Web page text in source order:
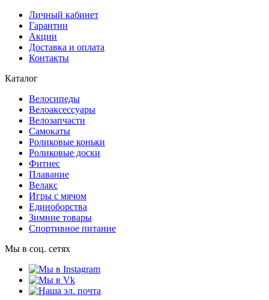
Личный кабинет
Гарантии
Акции
Доставка и оплата
Контакты
Каталог
Велосипеды
Велоаксессуары
Велозапчасти
Самокаты
Роликовые коньки
Роликовые доски
Фитнес
Плавание
Велакс
Игры с мячом
Единоборства
Зимние товары
Спортивное питание
Мы в соц. сетях